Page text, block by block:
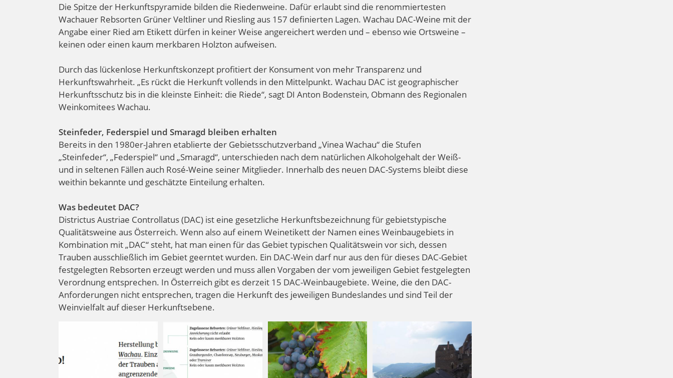
Die Spitze der Herkunftspyramide bilden die Riedenweine. Dafür erlaubt sind die renommiertesten
Wachauer Rebsorten Grüner Veltliner und Riesling aus 157 definierten Lagen. Wachau DAC-Weine mit der
Angabe einer Ried am Etikett dürfen in keiner Weise angereichert werden und – ebenso wie Ortsweine –
keinen oder einen kaum merkbaren Holzton aufweisen.
Durch das lückenlose Herkunftskonzept profitiert der Konsument von mehr Transparenz und
Herkunftswahrheit. „Es rückt die Herkunft vollends in den Mittelpunkt. Wachau DAC ist geographischer
Herkunftsschutz bis in die kleinste Einheit: die Riede“, sagt DI Anton Bodenstein, Obmann des Regionalen
Weinkomitees Wachau.
Steinfeder, Federspiel und Smaragd bleiben erhalten
Bereits in den 1980er-Jahren etablierte der Gebietsschutzverband „Vinea Wachau“ die Stufen
„Steinfeder“, „Federspiel“ und „Smaragd“, unterschieden nach dem natürlichen Alkoholgehalt der Weiß-
und in seltenen Fällen auch Rosé-Weine seiner Mitglieder. Innerhalb des neuen DAC-Systems bleibt diese
weithin bekannte und geschätzte Einteilung erhalten.
Was bedeutet DAC?
Districtus Austriae Controllatus (DAC) ist eine gesetzliche Herkunftsbezeichnung für gebietstypische
Qualitätsweine aus Österreich. Wenn also auf einem Weinetikett der Namen eines Weinbaugebiets in
Kombination mit „DAC“ steht, hat man einen für das Gebiet typischen Qualitätswein vor sich, dessen
Trauben ausschließlich im Gebiet geerntet wurden. Ein DAC-Wein darf nur aus den für dieses DAC-Gebiet
festgelegten Rebsorten erzeugt werden und muss allen Vorgaben der vom jeweiligen Gebiet festgelegten
Verordnung entsprechen. In Österreich gibt es derzeit 15 DAC-Weinbaugebiete. Weine, die den DAC-
Anforderungen nicht entsprechen, tragen die Herkunft des jeweiligen Bundeslandes und sind Teil der
Weinvielfalt auf dieser Herkunftsebene.